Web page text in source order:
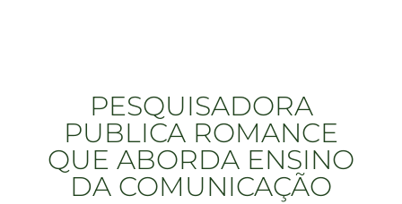
PESQUISADORA
PUBLICA ROMANCE
QUE ABORDA ENSINO
DA COMUNICAÇÃO